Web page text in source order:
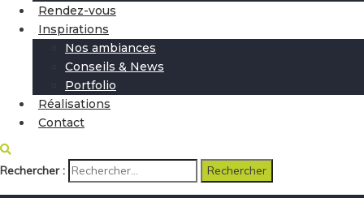
Rendez-vous
Inspirations
Nos ambiances
Conseils & News
Portfolio
Réalisations
Contact
Rechercher :